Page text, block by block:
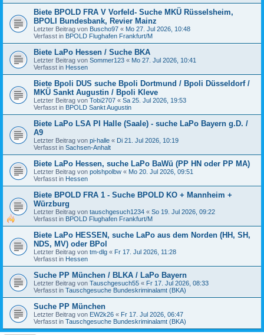
Biete BPOLD FRA V Vorfeld- Suche MKÜ Rüsselsheim,
BPOLI Bundesbank, Revier Mainz
Letzter Beitrag von Buscho97 « Mo 27. Jul 2026, 10:48
Verfasst in BPOLD Flughafen Frankfurt/M
Biete LaPo Hessen / Suche BKA
Letzter Beitrag von Sommer123 « Mo 27. Jul 2026, 10:41
Verfasst in Hessen
Biete Bpoli DUS suche Bpoli Dortmund / Bpoli Düsseldorf /
MKÜ Sankt Augustin / Bpoli Kleve
Letzter Beitrag von Tobi2707 « Sa 25. Jul 2026, 19:53
Verfasst in BPOLD Sankt Augustin
Biete LaPo LSA PI Halle (Saale) - suche LaPo Bayern g.D. /
A9
Letzter Beitrag von pi-halle « Di 21. Jul 2026, 10:19
Verfasst in Sachsen-Anhalt
Biete LaPo Hessen, suche LaPo BaWü (PP HN oder PP MA)
Letzter Beitrag von polshpolbw « Mo 20. Jul 2026, 09:51
Verfasst in Hessen
Biete BPOLD FRA 1 - Suche BPOLD KO + Mannheim +
Würzburg
Letzter Beitrag von tauschgesuch1234 « So 19. Jul 2026, 09:22
Verfasst in BPOLD Flughafen Frankfurt/M
Biete LaPo HESSEN, suche LaPo aus dem Norden (HH, SH,
NDS, MV) oder BPol
Letzter Beitrag von tm-dlg « Fr 17. Jul 2026, 11:28
Verfasst in Hessen
Suche PP München / BLKA / LaPo Bayern
Letzter Beitrag von Tauschgesuch55 « Fr 17. Jul 2026, 08:33
Verfasst in Tauschgesuche Bundeskriminalamt (BKA)
Suche PP München
Letzter Beitrag von EW2k26 « Fr 17. Jul 2026, 06:47
Verfasst in Tauschgesuche Bundeskriminalamt (BKA)